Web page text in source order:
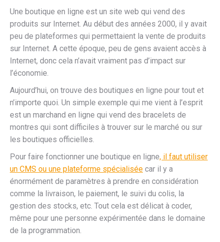
Une boutique en ligne est un site web qui vend des
produits sur Internet. Au début des années 2000, il y avait
peu de plateformes qui permettaient la vente de produits
sur Internet. A cette époque, peu de gens avaient accès à
Internet, donc cela n’avait vraiment pas d’impact sur
l’économie.
Aujourd’hui, on trouve des boutiques en ligne pour tout et
n’importe quoi. Un simple exemple qui me vient à l’esprit
est un marchand en ligne qui vend des bracelets de
montres qui sont difficiles à trouver sur le marché ou sur
les boutiques officielles.
Pour faire fonctionner une boutique en ligne, il faut utiliser
un CMS ou une plateforme spécialisée car il y a
énormément de paramètres à prendre en considération
comme la livraison, le paiement, le suivi du colis, la
gestion des stocks, etc. Tout cela est délicat à coder,
même pour une personne expérimentée dans le domaine
de la programmation.